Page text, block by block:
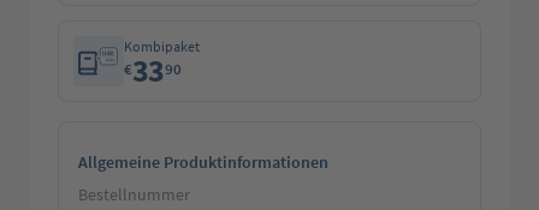
Kombipaket
€3390
Allgemeine Produktinformationen
Bestellnummer